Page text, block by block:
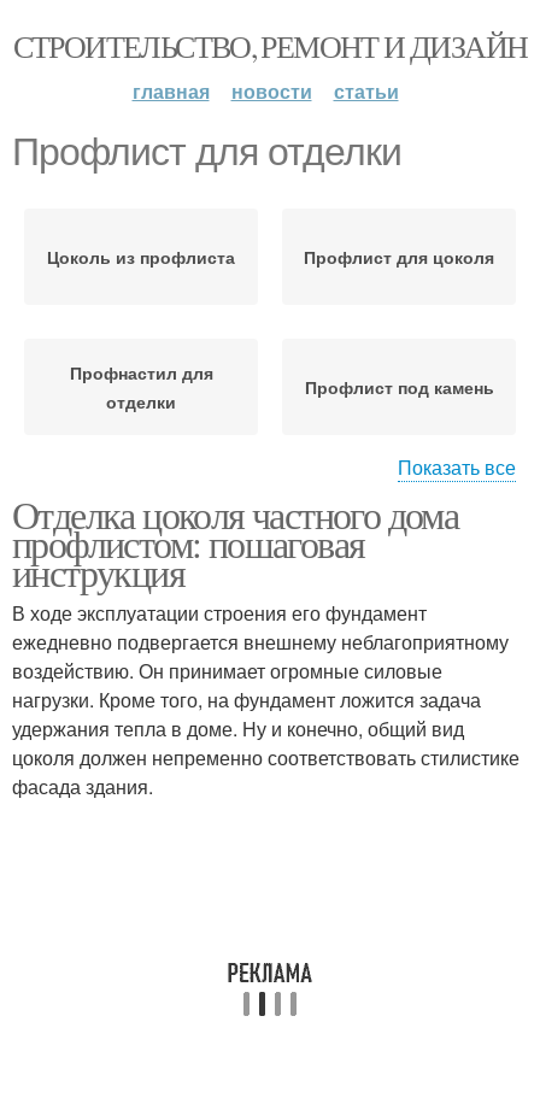
СТРОИТЕЛЬСТВО, РЕМОНТ И ДИЗАЙН
главная новости статьи
Профлист для отделки
Цоколь из профлиста Профлист для цоколя
Профнастил для
отделки
Профлист под камень
Бюджетная отделка Материалы для отделки
Профлист для
фундамента
Показать все
Отделка цоколя частного дома
профлистом: пошаговая
инструкция
В ходе эксплуатации строения его фундамент
ежедневно подвергается внешнему неблагоприятному
воздействию. Он принимает огромные силовые
нагрузки. Кроме того, на фундамент ложится задача
удержания тепла в доме. Ну и конечно, общий вид
цоколя должен непременно соответствовать стилистике
фасада здания.